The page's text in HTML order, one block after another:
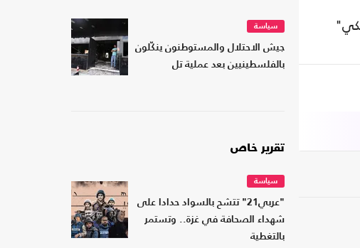
سياسة
جيش الاحتلال والمستوطنون ينكّلون
بالفلسطينيين بعد عملية تل
تقرير خاص
سياسة
"عربي21" تتشح بالسواد حدادا على
شهداء الصحافة في غزة.. وتستمر
بالتغطية